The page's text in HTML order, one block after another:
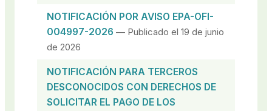
NOTIFICACIÓN POR AVISO EPA-OFI-
004997-2026 — Publicado el 19 de junio
de 2026
NOTIFICACIÓN PARA TERCEROS
DESCONOCIDOS CON DERECHOS DE
SOLICITAR EL PAGO DE LOS